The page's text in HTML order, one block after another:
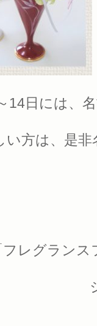
14日には、
方は、是
レグラン